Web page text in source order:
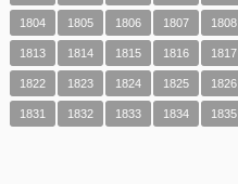
1804 1805 1806 1807 1808
1813 1814 1815 1816 1817
1822 1823 1824 1825 1826
1831 1832 1833 1834 1835